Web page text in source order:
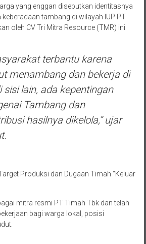
yang enggan disebutkan identitasnya
tambang di wilayah IUP PT
oleh CV Tri Mitra Resource (TMR) ini
terbantu karena
menambang dan bekerja di
lain, ada kepentingan
Tambang dan
hasilnya dikelola,” ujar
Produksi dan Dugaan Timah “Keluar
mitra resmi PT Timah Tbk dan telah
bagi warga lokal, posisi